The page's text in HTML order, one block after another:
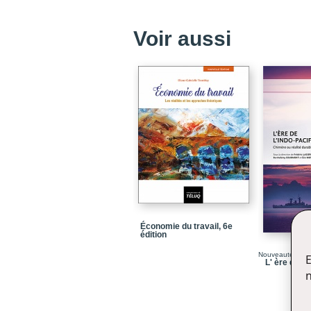
Voir aussi
Économie du travail, 6e
édition
Nouveauté
L' ère de